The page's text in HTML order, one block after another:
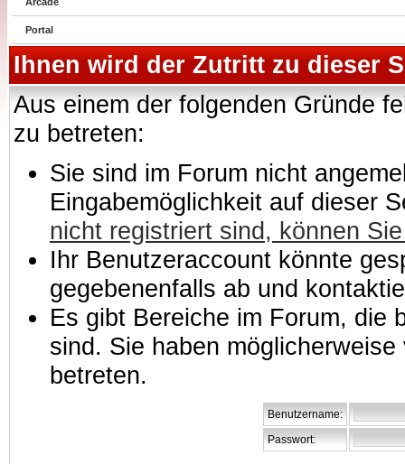
Portal
Ihnen wird der Zutritt zu dieser
Aus einem der folgenden Gründe
zu betreten:
Sie sind im Forum nicht
Eingabemöglichkeit auf dieser
nicht registriert sind, können
Ihr Benutzeraccount könnte
gegebenenfalls ab und
Es gibt Bereiche im Forum, die
sind. Sie haben
betreten.
Benutzername:
Passwort: